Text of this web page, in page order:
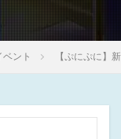
ベント 【ぷにぷに】